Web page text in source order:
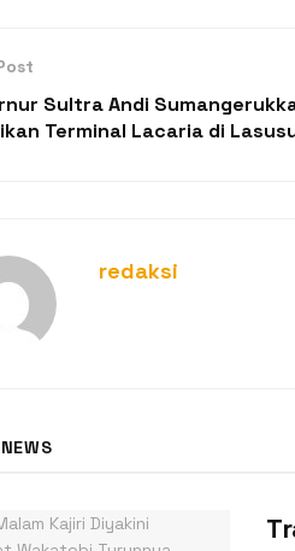
Sultra Andi
Terminal Lacaria di
redaksi